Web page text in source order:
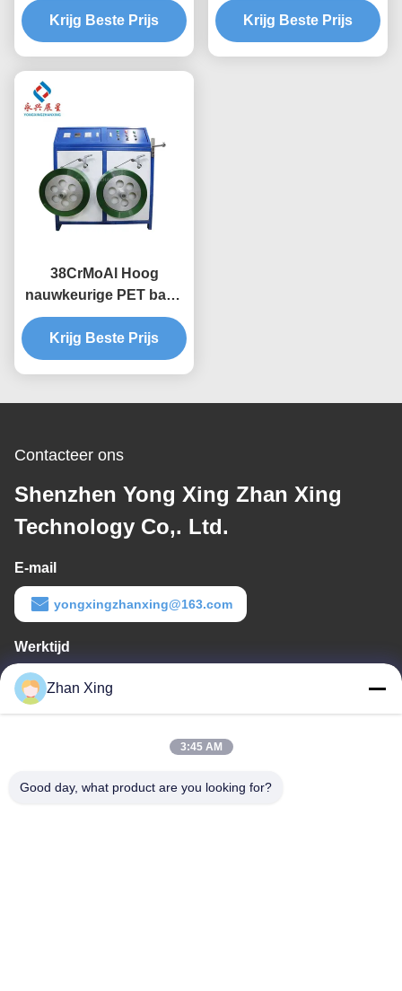
Krijg Beste Prijs
Band Productielijn voor
PET Band Productie
Krijg Beste Prijs
38CrMoAl Hoog
nauwkeurige PET band
productielijn, PET band
productie machine
Krijg Beste Prijs
Contacteer ons
Shenzhen Yong Xing Zhan Xing
Technology Co,. Ltd.
E-mail
yongxingzhanxing@163.com
Werktijd
8:00-20:00
Ons adres
de bijlage bij Verordening (EG) nr. 1225/2009 vermelde
Zhan Xing
3:45 AM
Good day, what product are you looking for?